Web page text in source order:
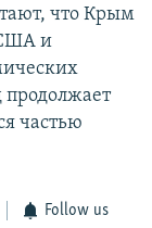
что Крым
США и
частью
Follow us